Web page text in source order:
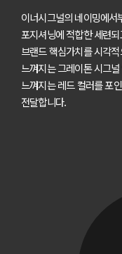
이너시그널의 네이밍에
포지셔닝에 적합한 세련
브랜드 핵심가치를 시각
느껴지는 그레이톤 시그
느껴지는 레드 컬러를 포
전달합니다.